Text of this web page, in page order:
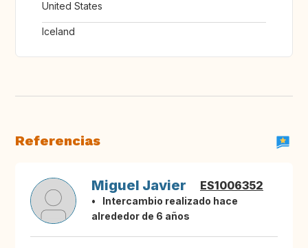
United States
Iceland
Referencias
Miguel Javier ES1006352
Intercambio realizado hace
alrededor de 6 años